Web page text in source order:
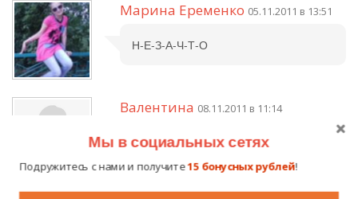
Марина Еременко 05.11.2011 в 13:51
Н-Е-З-А-Ч-Т-О
Валентина 08.11.2011 в 11:14
Очень хорошие стихи!!! Ты просто
умничка))))
Мы в социальных сетях
Подружитесь с нами и получите15 бонусных рублей!